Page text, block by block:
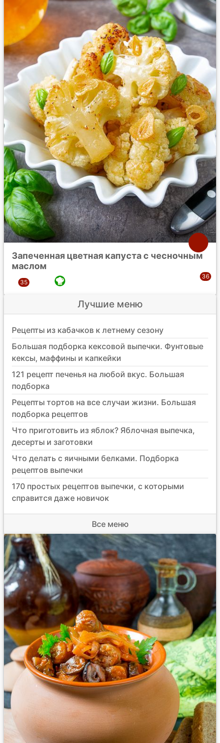
Запеченная цветная капуста с чесночным
маслом
Лучшие меню
Рецепты из кабачков к летнему сезону
Большая подборка кексовой выпечки. Фунтовые
кексы, маффины и капкейки
121 рецепт печенья на любой вкус. Большая
подборка
Рецепты тортов на все случаи жизни. Большая
подборка рецептов
Что приготовить из яблок? Яблочная выпечка,
десерты и заготовки
Что делать с яичными белками. Подборка
рецептов выпечки
170 простых рецептов выпечки, с которыми
справится даже новичок
Все меню